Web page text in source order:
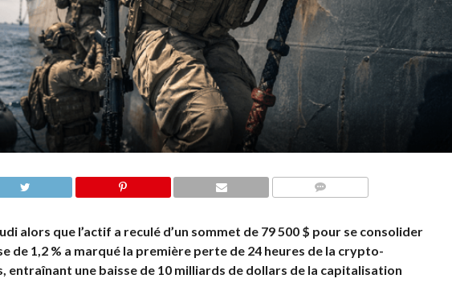
alors que l’actif a reculé d’un sommet de 79 500 $ pour se consolider
de 1,2 % a marqué la première perte de 24 heures de la crypto-
entraînant une baisse de 10 milliards de dollars de la capitalisation